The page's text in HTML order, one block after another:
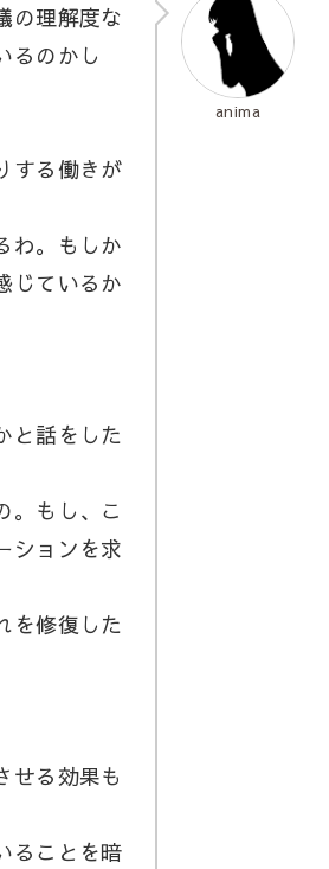
anima
の理解度な
るのかし
する働きが
わ。もしか
じているか
と話をした
。もし、こ
ションを求
を修復した
せる効果も
ることを暗